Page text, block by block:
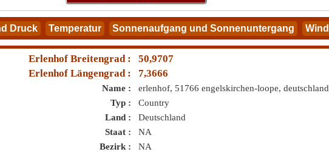
Erlenhof Breitengrad :
50,9707
Erlenhof Längengrad :
7,3666
Name :
erlenhof, 51766 engelskirchen-loope, deutschland
Typ :
Country
Land :
Deutschland
Staat :
NA
Bezirk :
NA